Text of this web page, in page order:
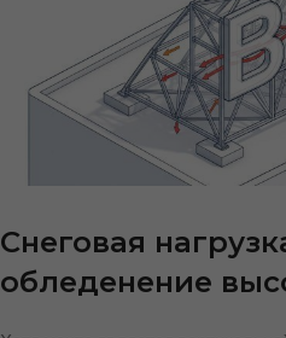
Снеговая
обледенение